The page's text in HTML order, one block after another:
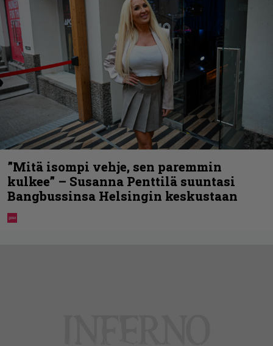
”Mitä isompi vehje, sen paremmin
kulkee” – Susanna Penttilä suuntasi
Bangbussinsa Helsingin keskustaan